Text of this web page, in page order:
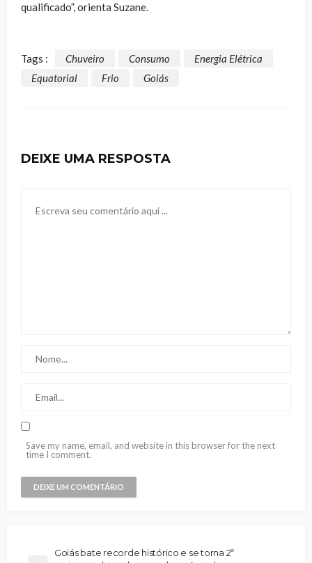
qualificado”, orienta Suzane.
Tags : Chuveiro Consumo
Energia Elétrica
Equatorial
Frio Goiás
DEIXE UMA RESPOSTA
Save my name, email, and website in this browser for the next
time I comment.
Goiás bate recorde histórico e se torna 2º